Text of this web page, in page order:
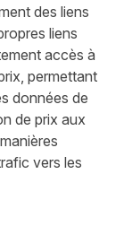
des liens
liens
accès à
permettant
données de
de prix aux
vers les